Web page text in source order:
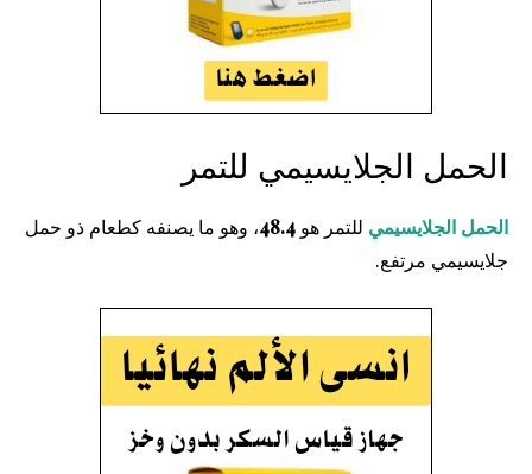
الحمل الجلايسيمي للتمر
الحمل الجلايسيمي للتمر هو 48.4، وهو ما يصنفه كطعام ذو حمل
جلايسيمي مرتفع.